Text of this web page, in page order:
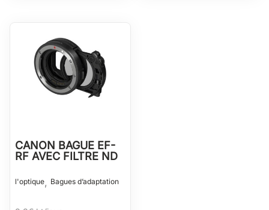
CANON BAGUE EF-
RF AVEC FILTRE ND
l'optique, Bagues d’adaptation